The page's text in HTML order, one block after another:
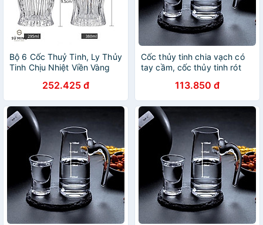
Bộ 6 Cốc Thuỷ Tinh, Ly Thủy
Tinh Chịu Nhiệt Viền Vàng
Decor quán Bar phong cách
Châu Âu
252.425 đ
Cốc thủy tinh chia vạch có
tay cầm, cốc thủy tinh rót
113.850 đ